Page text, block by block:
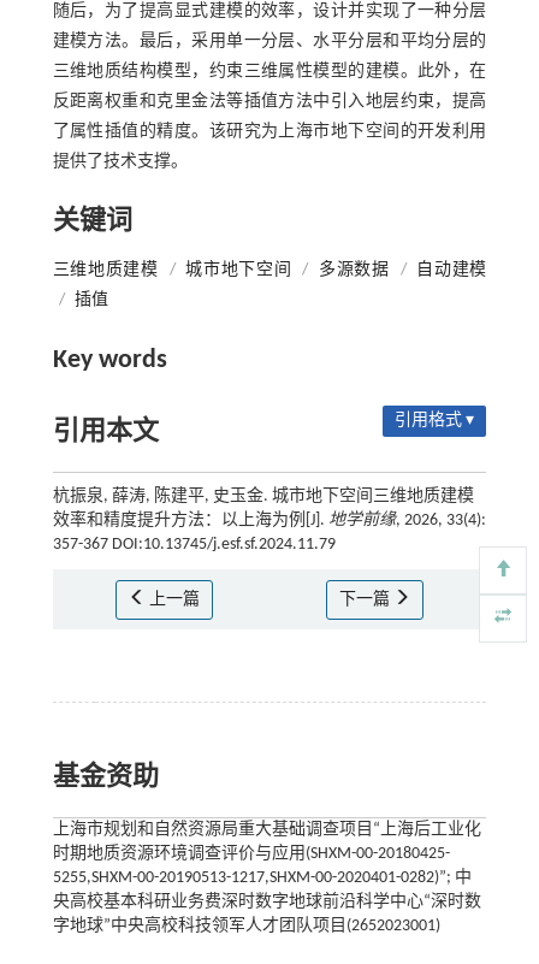
随后，为了提高显式建模的效率，设计并实现了一种分层
建模方法。最后，采用单一分层、水平分层和平均分层的
三维地质结构模型，约束三维属性模型的建模。此外，在
反距离权重和克里金法等插值方法中引入地层约束，提高
了属性插值的精度。该研究为上海市地下空间的开发利用
提供了技术支撑。
关键词
三维地质建模 / 城市地下空间 / 多源数据 /
自动建模
/ 插值
Key words
引用本文 引用格式 ▾
杭振泉, 薛涛, 陈建平, 史玉金. 城市地下空间三维地质建模
效率和精度提升方法：以上海为例[J]. 地学前缘, 2026, 33(4):
357-367 DOI:10.13745/j.esf.sf.2024.11.79
上一篇 下一篇
基金资助
上海市规划和自然资源局重大基础调查项目“上海后工业化
时期地质资源环境调查评价与应用(SHXM-00-20180425-
5255,SHXM-00-20190513-1217,SHXM-00-2020401-0282)”; 中
央高校基本科研业务费深时数字地球前沿科学中心“深时数
字地球”中央高校科技领军人才团队项目(2652023001)